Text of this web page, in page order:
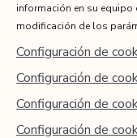
información en su equipo
modificación de los
Configuración de
Configuración de
Configuración de
Configuración de